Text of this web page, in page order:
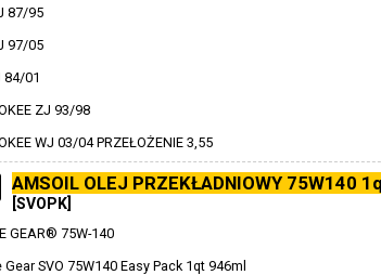
87/95
97/05
84/01
ZJ 93/98
WJ 03/04 PRZEŁOŻENIE 3,55
AMSOIL OLEJ PRZEKŁADNIOWY 75W140
[SVOPK]
GEAR® 75W-140
SVO 75W140 Easy Pack 1qt 946ml